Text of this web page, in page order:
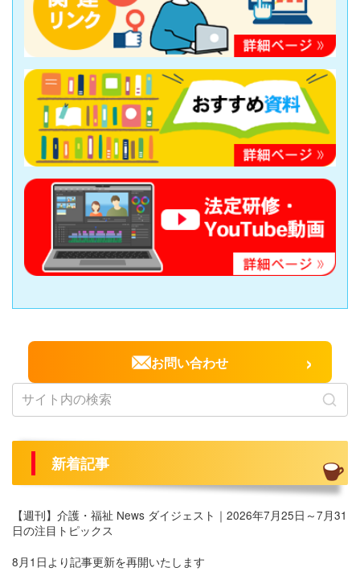
お問い合わせ ›
新着記事
【週刊】介護・福祉 News ダイジェスト｜2026年7月25日～7月31
日の注目トピックス
8月1日より記事更新を再開いたします